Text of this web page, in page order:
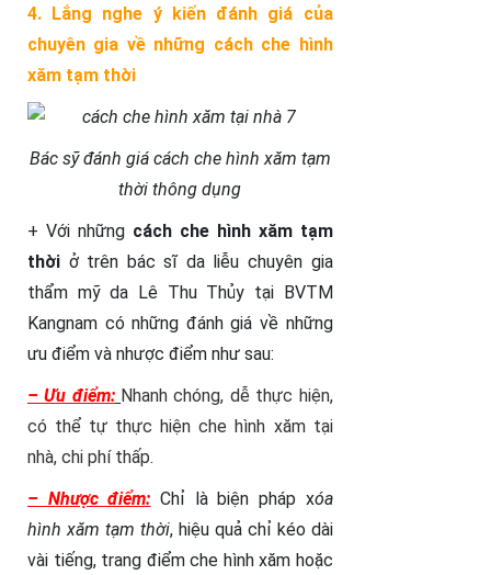
4. Lắng nghe ý kiến đánh giá của
chuyên gia về những cách che hình
xăm tạm thời
Bác sỹ đánh giá cách che hình xăm tạm
thời thông dụng
+ Với nhữngcách che hình xăm tạm
thời ở trên bác sĩ da liễu chuyên gia
thẩm mỹ da Lê Thu Thủy tại BVTM
Kangnam có những đánh giá về những
ưu điểm và nhược điểm như sau:
– Ưu điểm: Nhanh chóng, dễ thực hiện,
có thể tự thực hiện che hình xăm tại
nhà, chi phí thấp.
– Nhược điểm: Chỉ là biện pháp xóa
hình xăm tạm thời, hiệu quả chỉ kéo dài
vài tiếng, trang điểm che hình xăm hoặc